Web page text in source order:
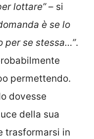
lottare”– si
è se lo
per se stessa…”.
permettendo.
dovesse
della sua
trasformarsi in